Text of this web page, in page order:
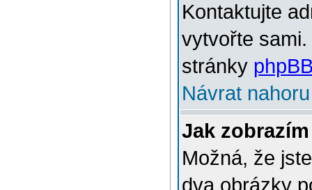
Kontaktujte
vytvořte
stránky
Návrat nahoru
Jak
Možná, že
dva obrázky